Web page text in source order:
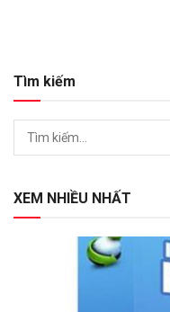
Tìm kiếm
XEM NHIỀU NHẤT